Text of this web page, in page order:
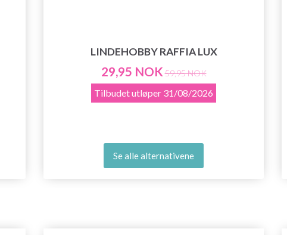
LINDEHOBBY RAFFIA LUX
29,95 NOK 59,95 NOK
Tilbudet utløper 31/08/2026
Se alle alternativene